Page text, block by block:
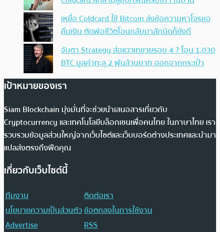
เหยื่อ Coldcard ใช้ Bitcoin ส่งข้อความหาโจรขอ
คืนเงิน ตัดพ้อชีวิตโอนกลับมาสักนิดก็ยังดี
จับตา Strategy ส่อแววเทขายรอบ 4 ? โอน 1,030
BTC มูลค่าทะลุ 2 พันล้านบาท ออกจากกระเป๋า
เป้าหมายของเรา
Siam Blockchain มุ่งมั่นที่จะช่วยนำเสนอสารเกี่ยวกับ
Cryptocurrency และเทคโนโลยีบล็อกเชนเพื่อคนไทย ในภาษาไทย เรา
รวบรวมข้อมูลส่วนใหญ่จากเว็บไซต์และเว็บบอร์ดต่างประเทศและนำมา
แปลส่งตรงถึงฟีดคุณ
เกี่ยวกับเว็บไซต์นี้
ทีมงาน
ติดต่อเรา
นโยบายความเป็นส่วนตัวข้อตกลงในการใช้งาน
Advertise
RSS